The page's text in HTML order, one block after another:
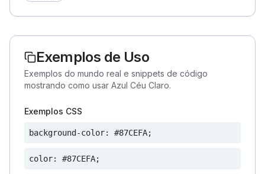
Exemplos de Uso
Exemplos do mundo real e snippets de código
mostrando como usar Azul Céu Claro.
Exemplos CSS
background-color: #87CEFA;
color: #87CEFA;